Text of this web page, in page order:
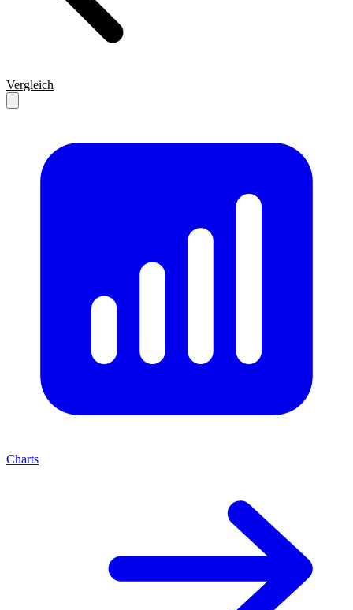
Vergleich
Charts